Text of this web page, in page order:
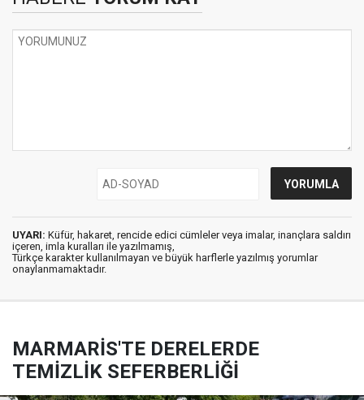
UYARI: Küfür, hakaret, rencide edici cümleler veya imalar, inançlara saldırı
içeren, imla kuralları ile yazılmamış,
Türkçe karakter kullanılmayan ve büyük harflerle yazılmış yorumlar
onaylanmamaktadır.
MARMARİS'TE DERELERDE
TEMİZLİK SEFERBERLİĞİ